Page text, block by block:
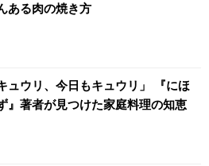
ある肉の焼き方
ュウリ、今日もキュウリ」 『にほ
』著者が見つけた家庭料理の知恵